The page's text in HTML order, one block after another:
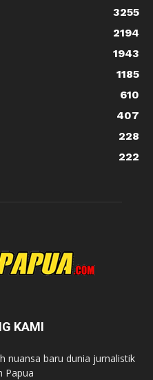
3255
2194
1943
1185
610
407
228
222
KAMI
nuansa baru dunia jurnalistik
Papua